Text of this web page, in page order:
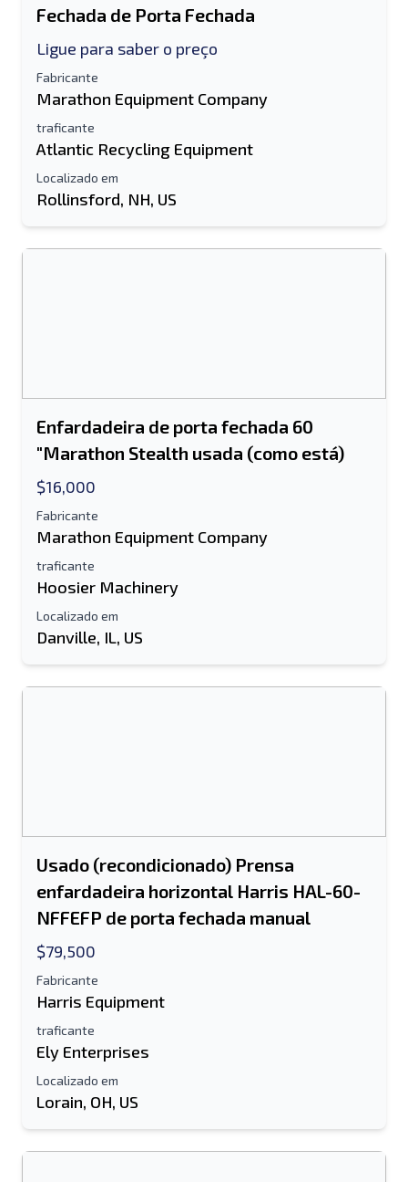
Send a Message
Fechada de Porta Fechada
Ligue para saber o preço
Fabricante
Marathon Equipment Company
traficante
Atlantic Recycling Equipment
Localizado em
Rollinsford, NH, US
Enfardadeira de porta fechada 60
"Marathon Stealth usada (como está)
$16,000
Fabricante
Marathon Equipment Company
traficante
Hoosier Machinery
Localizado em
Danville, IL, US
Usado (recondicionado) Prensa
enfardadeira horizontal Harris HAL-60-
NFFEFP de porta fechada manual
$79,500
Fabricante
Harris Equipment
traficante
Ely Enterprises
Localizado em
Lorain, OH, US
Enviar para um amigo
O campo de endereço de e-mail ou
número de celular é obrigatório
Enviar lista para e-mail